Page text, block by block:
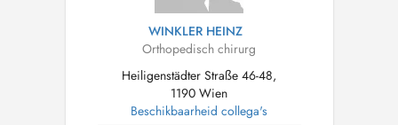
WINKLER HEINZ
Orthopedisch chirurg
Heiligenstädter Straße 46-48,
1190 Wien
Beschikbaarheid collega's